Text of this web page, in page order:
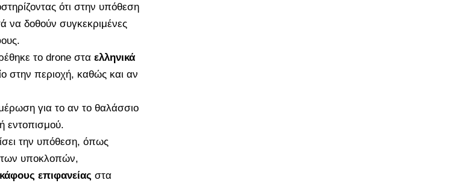
ότι στην υπόθεση
να δοθούν συγκεκριμένες
το drone στα ελληνικά
στην περιοχή, καθώς και αν
για το αν το θαλάσσιο
ή εντοπισμού.
την υπόθεση, όπως
των υποκλοπών,
επιφανείας στα